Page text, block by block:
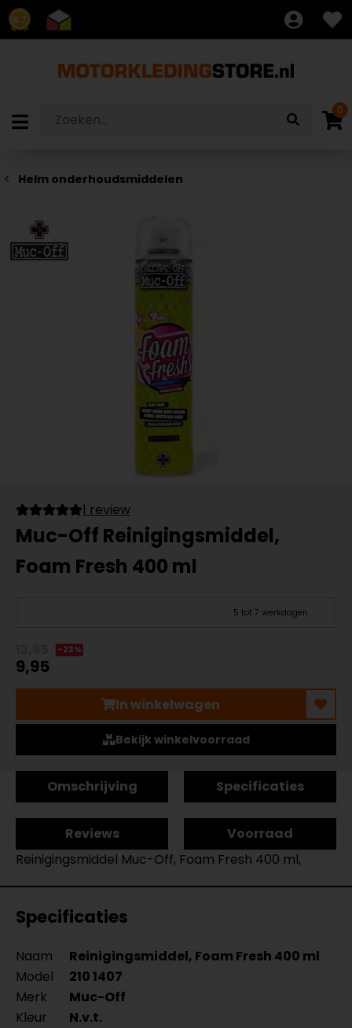
8.7
0
Helm onderhoudsmiddelen
1 review
Muc-Off Reinigingsmiddel,
Foam Fresh 400 ml
5 tot 7 werkdagen
-23%
9,95
In winkelwagen
Bekijk winkelvoorraad
Omschrijving Specificaties
Reviews
Voorraad
Reinigingsmiddel Muc-Off, Foam Fresh 400 ml,
Specificaties
Naam
Reinigingsmiddel, Foam Fresh 400 ml
Model
210 1407
Merk
Muc-Off
Kleur
N.v.t.